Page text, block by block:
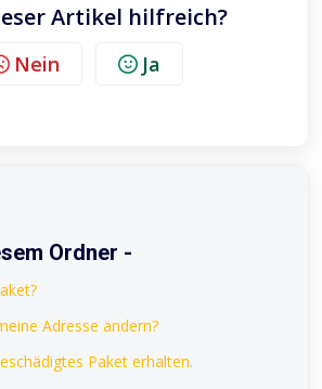
Artikel hilfreich?
Nein Ja
Ordner -
Adresse ändern?
Paket erhalten.